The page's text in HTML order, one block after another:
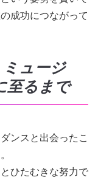
成功につながって
ュージ
至るまで
ンスと出会ったこ
ひたむきな努力で